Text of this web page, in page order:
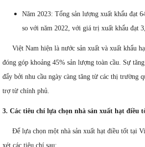
Năm 2023: Tổng sản lượng xuất khẩu đạt
so với năm 2022, với giá trị xuất khẩu đạt
Việt Nam hiện là nước sản xuất và xuất khẩu
đóng góp khoảng 45% sản lượng toàn cầu. Sự
đẩy bởi nhu cầu ngày càng tăng từ các thị trường
trợ từ chính phủ.
3. Các tiêu chí lựa chọn nhà sản xuất hạt điều
Để lựa chọn một nhà sản xuất hạt điều tốt tại
xét các tiêu chí sau: